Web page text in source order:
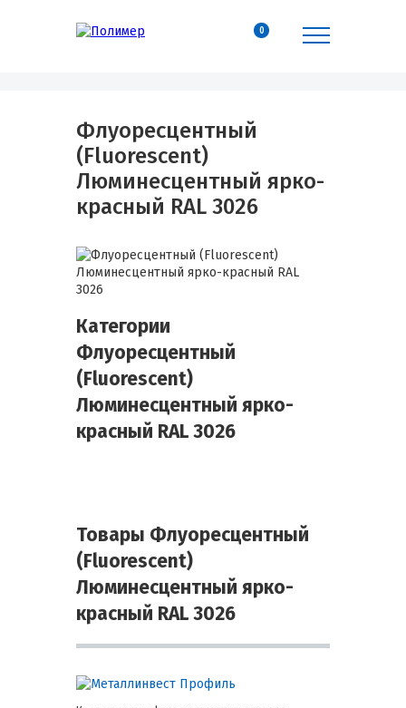
0
Флуоресцентный
(Fluorescent)
Люминесцентный ярко-
красный RAL 3026
Категории
Флуоресцентный
(Fluorescent)
Люминесцентный ярко-
красный RAL 3026
Товары Флуоресцентный
(Fluorescent)
Люминесцентный ярко-
красный RAL 3026